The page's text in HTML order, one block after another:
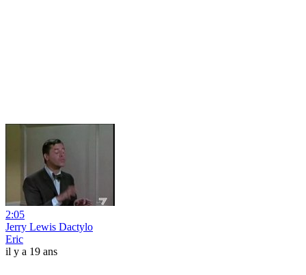
2:05
Jerry Lewis Dactylo
Eric
il y a 19 ans